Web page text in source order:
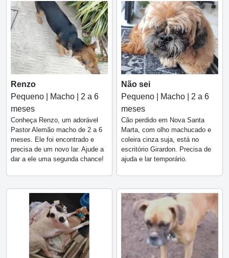
Renzo
Pequeno | Macho | 2 a 6
meses
Conheça Renzo, um adorável
Pastor Alemão macho de 2 a 6
meses. Ele foi encontrado e
precisa de um novo lar. Ajude a
dar a ele uma segunda chance!
Não sei
Pequeno | Macho | 2 a 6
meses
Cão perdido em Nova Santa
Marta, com olho machucado e
coleira cinza suja, está no
escritório Girardon. Precisa de
ajuda e lar temporário.